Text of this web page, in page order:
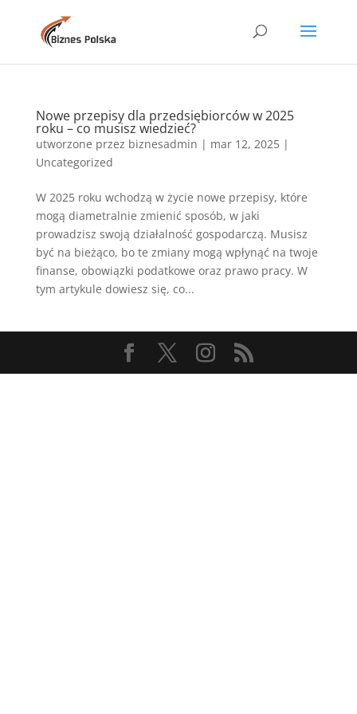
Nowe przepisy dla przedsiębiorców w 2025
roku – co musisz wiedzieć?
utworzone przez biznesadmin | mar 12, 2025|
Uncategorized
W 2025 roku wchodzą w życie nowe przepisy, które
mogą diametralnie zmienić sposób, w jaki
prowadzisz swoją działalność gospodarczą. Musisz
być na bieżąco, bo te zmiany mogą wpłynąć na twoje
finanse, obowiązki podatkowe oraz prawo pracy. W
tym artykule dowiesz się, co...